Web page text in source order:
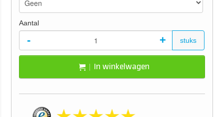
Aantal
- + stuks
In winkelwagen